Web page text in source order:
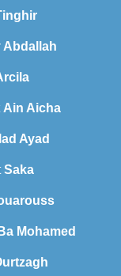
Abdallah
Ain Aicha
Ayad
Saka
Mohamed